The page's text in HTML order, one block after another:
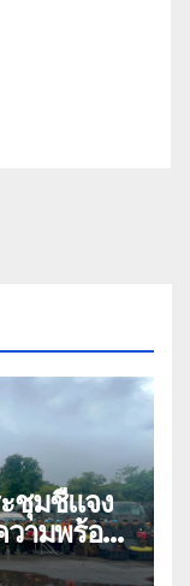
ชุมชี้แจง
วามพร้อม
ย